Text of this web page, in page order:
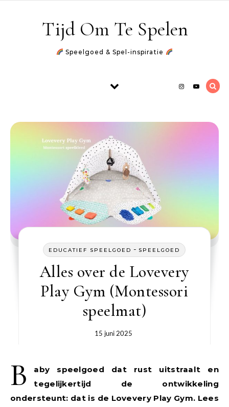
Tijd Om Te Spelen
Speelgoed & Spel-inspiratie
EDUCATIEF SPEELGOED - SPEELGOED
Alles over de Lovevery
Play Gym (Montessori
speelmat)
15 juni 2025
B
aby speelgoed dat rust uitstraalt en
tegelijkertijd de ontwikkeling
ondersteunt: dat is de Lovevery Play Gym. Lees